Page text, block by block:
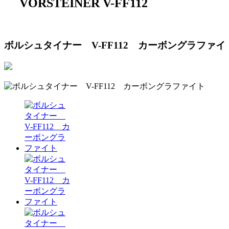
VORSTEINER V-FF112
ボルシュタイナー V-FF112 カーボングラファイ